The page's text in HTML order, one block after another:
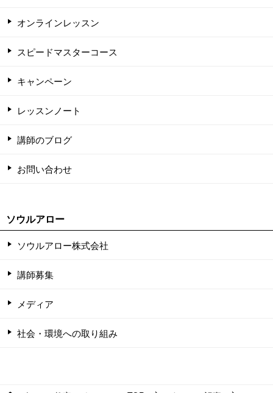
オンラインレッスン
スピードマスターコース
キャンペーン
レッスンノート
講師のブログ
お問い合わせ
ソウルアロー
ソウルアロー株式会社
講師募集
メディア
社会・環境への取り組み